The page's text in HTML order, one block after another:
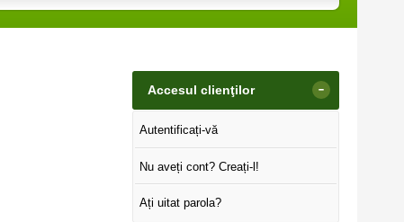
Accesul clienţilor -
Autentificați-vă
Nu aveți cont? Creați-l!
Ați uitat parola?